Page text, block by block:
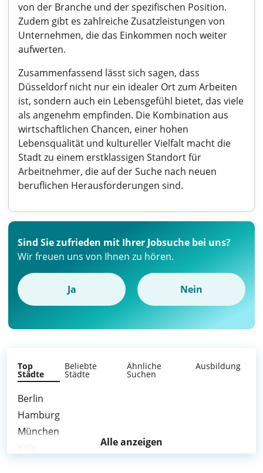
von der Branche und der spezifischen Position.
Zudem gibt es zahlreiche Zusatzleistungen von
Unternehmen, die das Einkommen noch weiter
aufwerten.
Zusammenfassend lässt sich sagen, dass
Düsseldorf nicht nur ein idealer Ort zum Arbeiten
ist, sondern auch ein Lebensgefühl bietet, das viele
als angenehm empfinden. Die Kombination aus
wirtschaftlichen Chancen, einer hohen
Lebensqualität und kultureller Vielfalt macht die
Stadt zu einem erstklassigen Standort für
Arbeitnehmer, die auf der Suche nach neuen
beruflichen Herausforderungen sind.
Sind Sie zufrieden mit Ihrer Jobsuche bei uns?
Wir freuen uns von Ihnen zu hören.
Ja Nein
Top
Städte
Beliebte
Städte
Ähnliche
Suchen
Ausbildung
Berlin
Hamburg
München
Alle anzeigen